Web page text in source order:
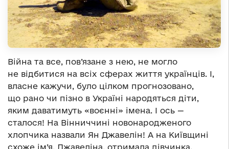
Війна та все, пов’язане з нею, не могло
не відбитися на всіх сферах життя українців. І,
власне кажучи, було цілком прогнозовано,
що рано чи пізно в Україні народяться діти,
яким даватимуть «воєнні» імена. І ось —
сталося! На Вінниччині новонародженого
хлопчика назвали Ян Джавелін! А на Київщині
схоже ім’я, Джавеліна, отримала дівчинка.